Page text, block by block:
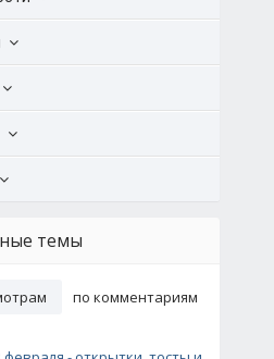
темы
по комментариям